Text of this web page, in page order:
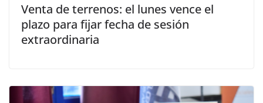
Venta de terrenos: el lunes vence el
plazo para fijar fecha de sesión
extraordinaria